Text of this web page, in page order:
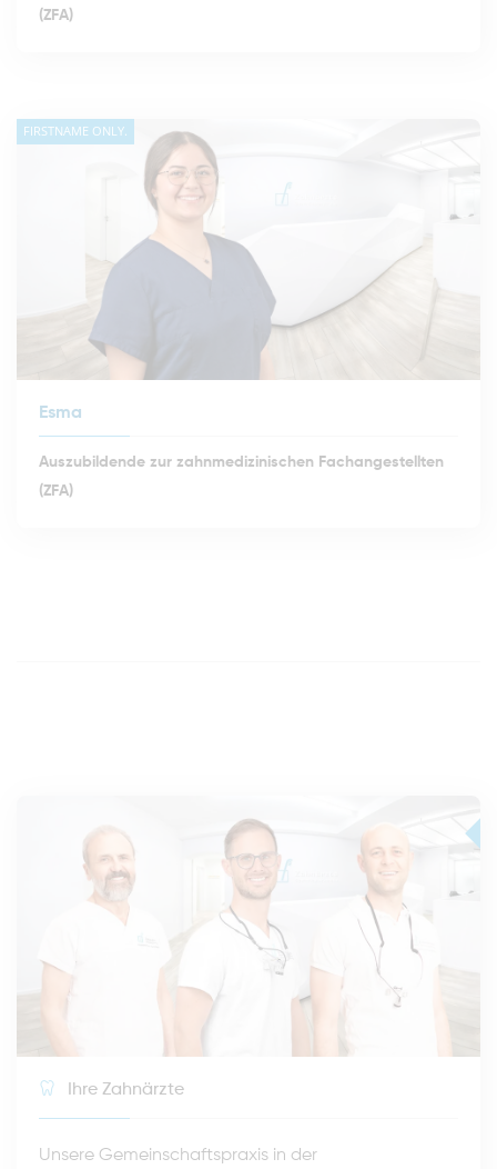
(ZFA)
FIRSTNAME ONLY.
Esma
Auszubildende zur zahnmedizinischen Fachangestellten
(ZFA)
Ihre Zahnärzte
Unsere Gemeinschaftspraxis in der